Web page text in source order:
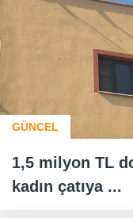
GÜNCEL
1,5 milyon TL
kadın çatıya ...